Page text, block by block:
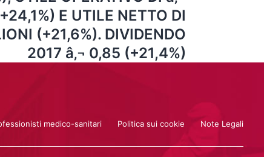
E UTILE NETTO DI
(+21,6%). DIVIDENDO
2017 â‚¬ 0,85 (+21,4%)
medico-sanitari Politica sui cookie Note Legali